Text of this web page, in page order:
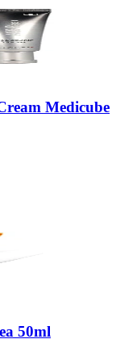
Medicube
50ml